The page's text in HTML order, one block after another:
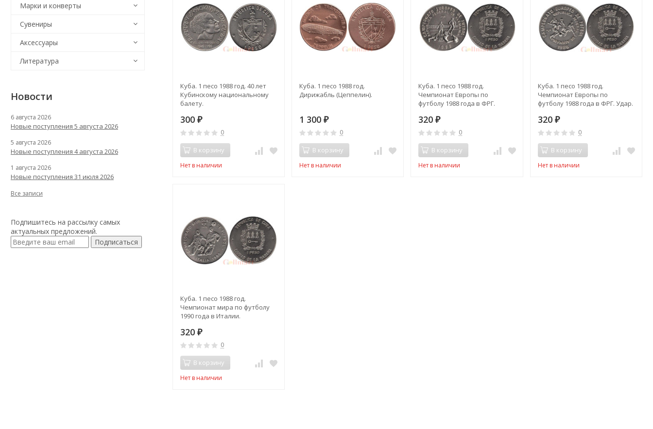
Куба. 1 песо 1988 год. 40 лет
Кубинскому национальному
балету.
300 ₽
0
В корзину
Нет в наличии
Куба. 1 песо 1988 год.
Дирижабль (Цеппелин).
1 300 ₽
0
В корзину
Нет в наличии
Куба. 1 песо 1988 год.
Чемпионат Европы по
футболу 1988 года в ФРГ.
320₽
0
В корзину
Нет в наличии
Куба. 1 песо 1988 год.
Чемпионат Европы по
футболу 1988 года в ФРГ. Удар.
320 ₽
0
В корзину
Нет в наличии
Куба. 1 песо 1988 год.
Чемпионат мира по футболу
1990 года в Италии.
320 ₽
0
В корзину
Нет в наличии
Марки и конверты
Сувениры
Аксессуары
Литература
Новости
6 августа 2026
Новые поступления 5 августа 2026
5 августа 2026
Новые поступления 4 августа 2026
1 августа 2026
Новые поступления 31 июля 2026
Все записи
Подпишитесь на рассылку самых
актуальных предложений.
Подписаться